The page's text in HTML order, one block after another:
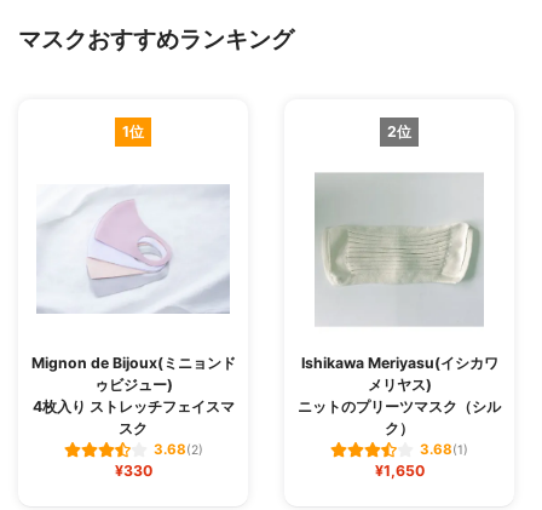
マスクおすすめランキング
1位
Mignon de Bijoux(ミニョンド
ゥビジュー)
4枚入り ストレッチフェイスマ
スク
3.68(2)
¥330
2位
Ishikawa Meriyasu(イシカワ
メリヤス)
ニットのプリーツマスク（シル
ク）
3.68(1)
¥1,650